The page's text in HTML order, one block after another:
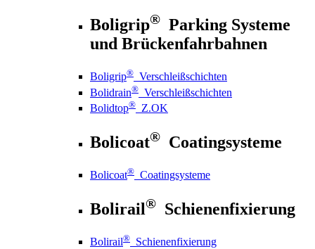
Boligrip® Parking Systeme
und Brückenfahrbahnen
Boligrip® Verschleißschichten
Bolidrain® Verschleißschichten
Bolidtop® Z.OK
Bolicoat® Coatingsysteme
Bolicoat® Coatingsysteme
Bolirail® Schienenfixierung
Bolirail® Schienenfixierung